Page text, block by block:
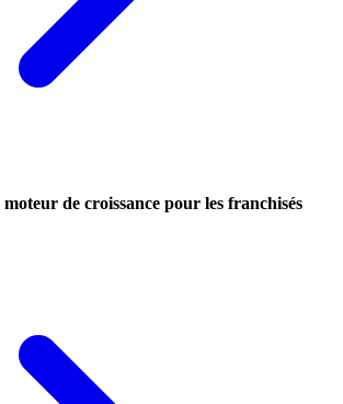
de croissance pour les franchisés